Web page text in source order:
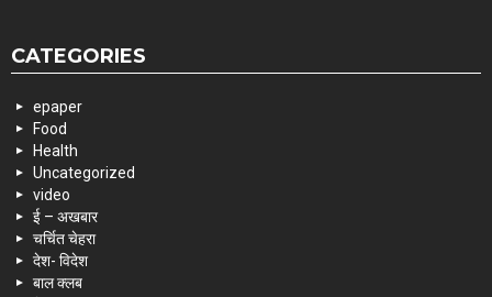
CATEGORIES
epaper
Food
Health
Uncategorized
video
ई – अखबार
चर्चित चेहरा
देश- विदेश
बाल क्लब